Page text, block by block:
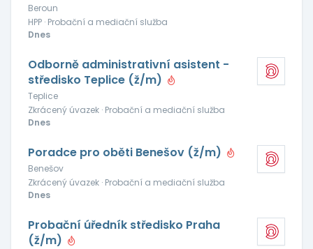
Beroun
HPP · Probační a mediační služba
Dnes
Odborně administrativní asistent -
středisko Teplice (ž/m)
Teplice
Zkrácený úvazek · Probační a mediační služba
Dnes
Poradce pro oběti Benešov (ž/m)
Benešov
Zkrácený úvazek · Probační a mediační služba
Dnes
Probační úředník středisko Praha
(ž/m)